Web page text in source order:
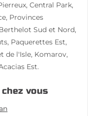
Central Park,
Provinces
Sud et Nord,
Paquerettes Est,
de l'Isle, Komarov,
Est.
vous